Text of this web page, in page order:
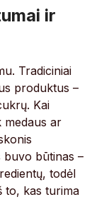
ir
Tradiciniai
produktus –
Kai
medaus ar
buvo būtinas –
todėl
to, kas turima